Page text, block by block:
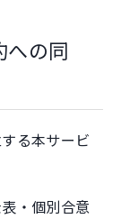
への同
る本サービ
・個別合意